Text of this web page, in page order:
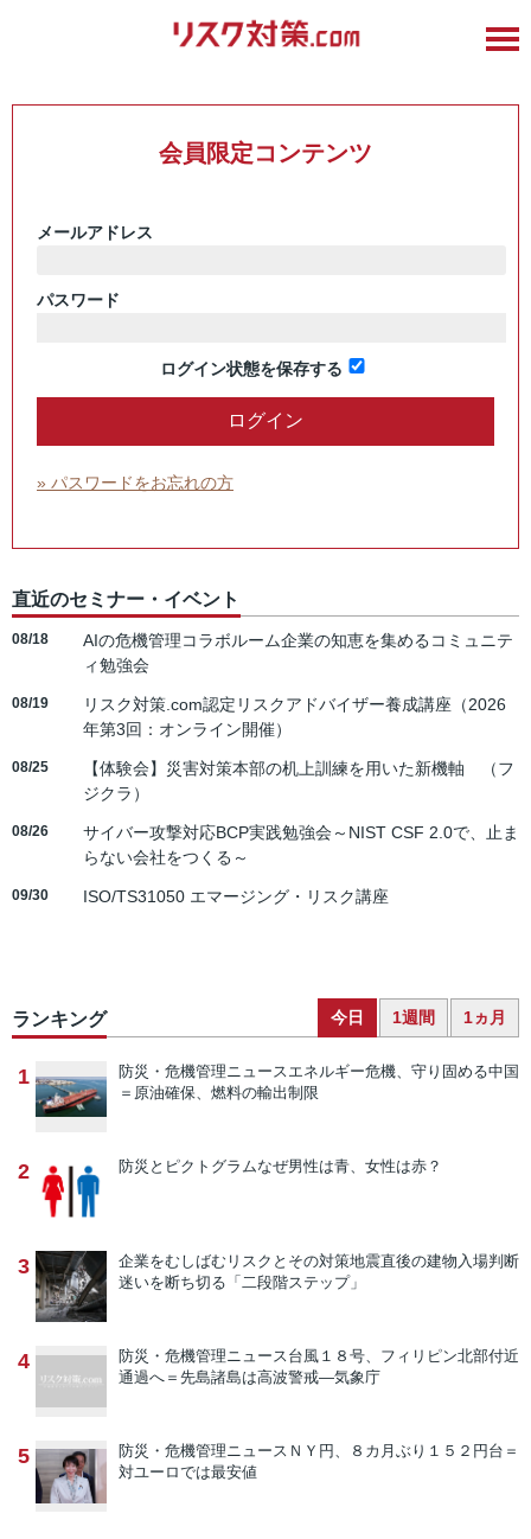
会員限定コンテンツ
メールアドレス
パスワード
ログイン状態を保存する
» パスワードをお忘れの方
直近のセミナー・イベント
08/18
AIの危機管理コラボルーム企業の知恵を集めるコミュニテ
ィ勉強会
08/19
リスク対策.com認定リスクアドバイザー養成講座（2026
年第3回：オンライン開催）
08/25
【体験会】災害対策本部の机上訓練を用いた新機軸 （フ
ジクラ）
08/26
サイバー攻撃対応BCP実践勉強会～NIST CSF 2.0で、止ま
らない会社をつくる～
09/30 ISO/TS31050 エマージング・リスク講座
ランキング 今日 1週間 1ヵ月
1 防災・危機管理ニュースエネルギー危機、守り固める中国
＝原油確保、燃料の輸出制限
2 防災とピクトグラムなぜ男性は青、女性は赤？
3 企業をむしばむリスクとその対策地震直後の建物入場判断
迷いを断ち切る「二段階ステップ」
4 防災・危機管理ニュース台風１８号、フィリピン北部付近
通過へ＝先島諸島は高波警戒―気象庁
5 防災・危機管理ニュース ＮＹ円、８カ月ぶり１５２円台＝
対ユーロでは最安値